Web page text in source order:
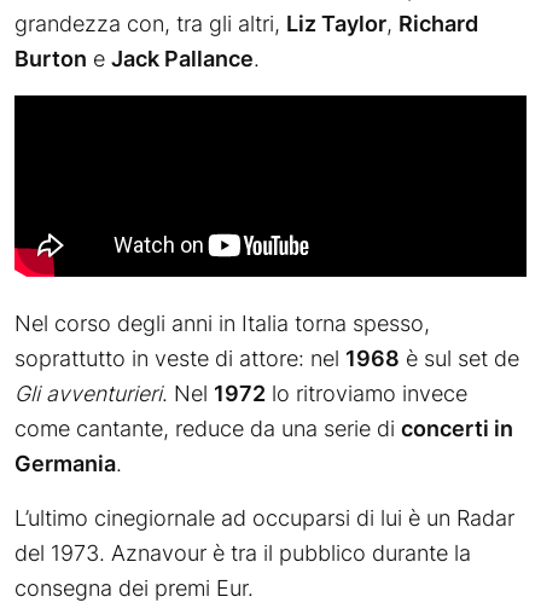
grandezza con, tra gli altri, Liz Taylor, Richard
Burton e Jack Pallance.
Nel corso degli anni in Italia torna spesso,
soprattutto in veste di attore: nel 1968 è sul set de
Gli avventurieri. Nel 1972 lo ritroviamo invece
come cantante, reduce da una serie di concerti in
Germania.
L’ultimo cinegiornale ad occuparsi di lui è un Radar
del 1973. Aznavour è tra il pubblico durante la
consegna dei premi Eur.